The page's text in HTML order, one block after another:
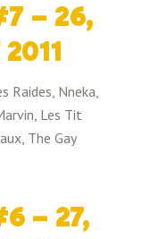
– 26,
Raides, Nneka,
Les Tit
The Gay
– 27,